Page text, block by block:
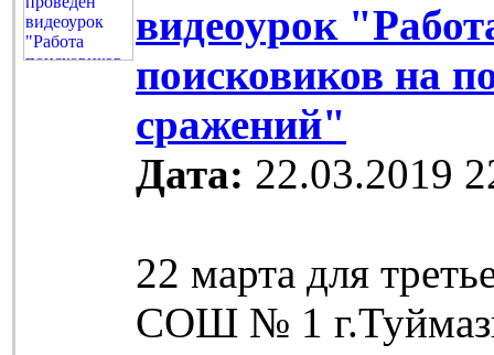
видеоурок
поисковиков на
сражений"
Дата: 22.03.2019
22 марта для
СОШ № 1